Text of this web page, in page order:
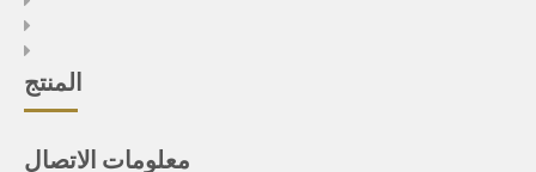
المنتج
معلومات الاتصال